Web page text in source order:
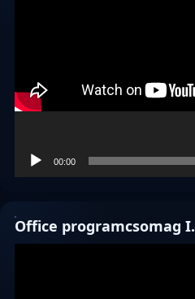
00:00
Office programcsomag I.